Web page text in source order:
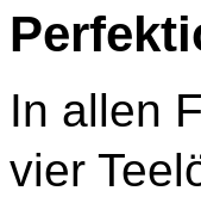
In allen
vier